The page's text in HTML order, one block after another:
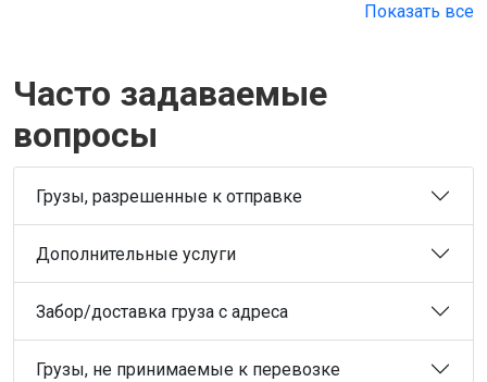
Показать все
Часто задаваемые
вопросы
Грузы, разрешенные к отправке
Дополнительные услуги
Забор/доставка груза с адреса
Грузы, не принимаемые к перевозке